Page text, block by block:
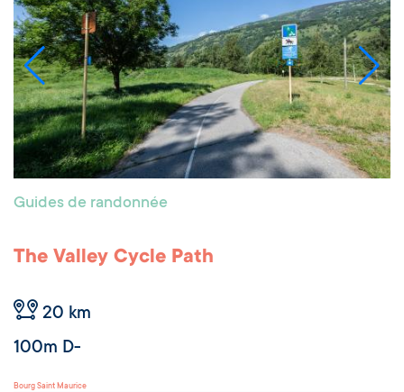
Guides de randonnée
The Valley Cycle Path
20 km
100m D-
Bourg Saint Maurice